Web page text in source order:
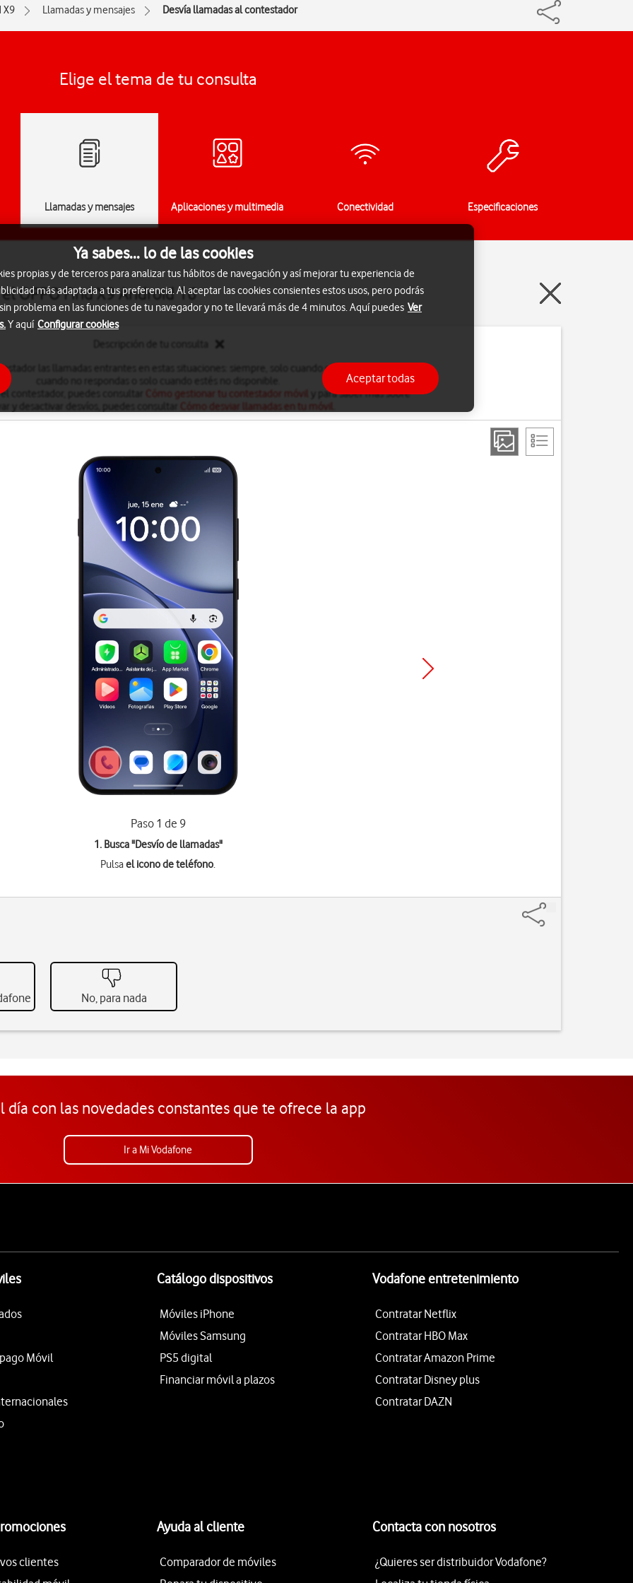
X9 Llamadas y mensajes Desvía llamadas al contestador
Elige el tema de tu consulta
Llamadas y mensajes Aplicaciones y multimedia Conectividad Especificaciones
OPPO Find X9 Android 16
las llamadas entrantes en estas situaciones: siempre, solo cuando estés ocupado, solo
contestador, puedes consultar
Cómo gestionar tu contestador móvil
y para saber más sobre
Cómo desviar llamadas en tu móvil
Paso 1 de 9
1. Busca "Desvío de llamadas"
Pulsael icono de teléfono.
No, para nada
día con las novedades constantes que te ofrece la app
Ir a Mi Vodafone
Móvil
Catálogo dispositivos
Móviles iPhone
Móviles Samsung
PS5 digital
Financiar móvil a plazos
Vodafone entretenimiento
Contratar Netflix
Contratar HBO Max
Contratar Amazon Prime
Contratar Disney plus
Contratar DAZN
clientes
Ayuda al cliente
Comparador de móviles
Contacta con nosotros
¿Quieres ser distribuidor Vodafone?
Ya sabes... lo de las cookies
propias y de terceros para analizar tus hábitos de navegación y así mejorar tu experiencia de
más adaptada a tus preferencia. Al aceptar las cookies consientes estos usos, pero podrás
problema en las funciones de tu navegador y no te llevará más de 4 minutos. Aquí puedes Ver
Y aquí Configurar cookies
Aceptar todas